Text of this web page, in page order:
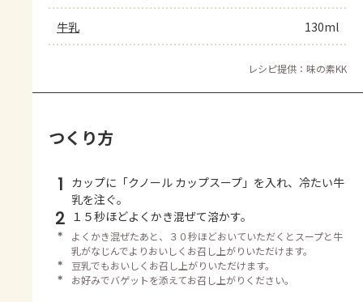
牛乳 130ml
レシピ提供：味の素KK
つくり方
1 カップに「クノール カップスープ」を入れ、冷たい牛
乳を注ぐ。
2 １５秒ほどよくかき混ぜて溶かす。
＊
よくかき混ぜたあと、３０秒ほどおいていただくとスープと牛
乳がなじんでよりおいしくお召し上がりいただけます。
＊
豆乳でもおいしくお召し上がりいただけます。
＊
お好みでバゲットを添えてお召し上がりください。